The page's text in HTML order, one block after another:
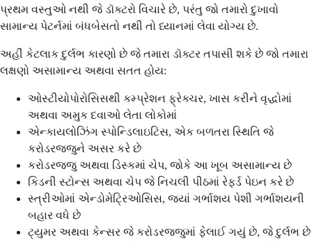
પ્રથમ વસ્તુઓ નથી જે ડૉક્ટરો વિચારે છે, પરંતુ જો તમારો દુખાવો
સામાન્ય પેટર્નમાં બંધબેસતો નથી તો ધ્યાનમાં લેવા યોગ્ય છે.
અહીં કેટલાક દુર્લભ કારણો છે જે તમારા ડૉક્ટર તપાસી શકે છે જો તમારા
લક્ષણો અસામાન્ય અથવા સતત હોય:
ઓસ્ટીયોપોરોસિસથી કમ્પ્રેશન ફ્રેક્ચર, ખાસ કરીને વૃદ્ધોમાં
અથવા અમુક દવાઓ લેતા લોકોમાં
એન્કાયલોઝિંગ સ્પોન્ડિલાઇટિસ, એક બળતરા સ્થિતિ જે
કરોડરજ્જુને અસર કરે છે
કરોડરજ્જુ અથવા ડિસ્કમાં ચેપ, જોકે આ ખૂબ અસામાન્ય છે
કિડની સ્ટોન્સ અથવા ચેપ જે નિચલી પીઠમાં રેફર્ડ પેઇન કરે છે
સ્ત્રીઓમાં એન્ડોમેટ્રિઓસિસ, જ્યાં ગર્ભાશય પેશી ગર્ભાશયની
બહાર વધે છે
ટ્યુમર અથવા કેન્સર જે કરોડરજ્જુમાં ફેલાઈ ગયું છે, જે દુર્લભ છે